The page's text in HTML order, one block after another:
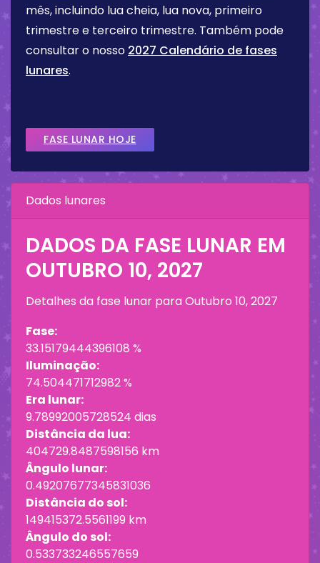
mês, incluindo lua cheia, lua nova, primeiro
trimestre e terceiro trimestre. Também pode
consultar o nosso 2027 Calendário de fases
lunares.
FASE LUNAR HOJE
Dados lunares
DADOS DA FASE LUNAR EM
OUTUBRO 10, 2027
Detalhes da fase lunar paraOutubro 10, 2027
Fase:
33.15179444396108 %
Iluminação:
74.504471712982 %
Era lunar:
9.78992005728524 dias
Distância da lua:
404729.8487598156 km
Ângulo lunar:
0.49207677345831036
Distância do sol:
149415372.5561199 km
Ângulo do sol:
0.533733246557659